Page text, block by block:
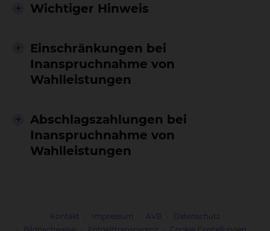
Wichtiger Hinweis
Einschränkungen bei
Inanspruchnahme von
Wahlleistungen
Abschlagszahlungen bei
Inanspruchnahme von
Wahlleistungen
Kontakt Impressum AVB
Datenschutz